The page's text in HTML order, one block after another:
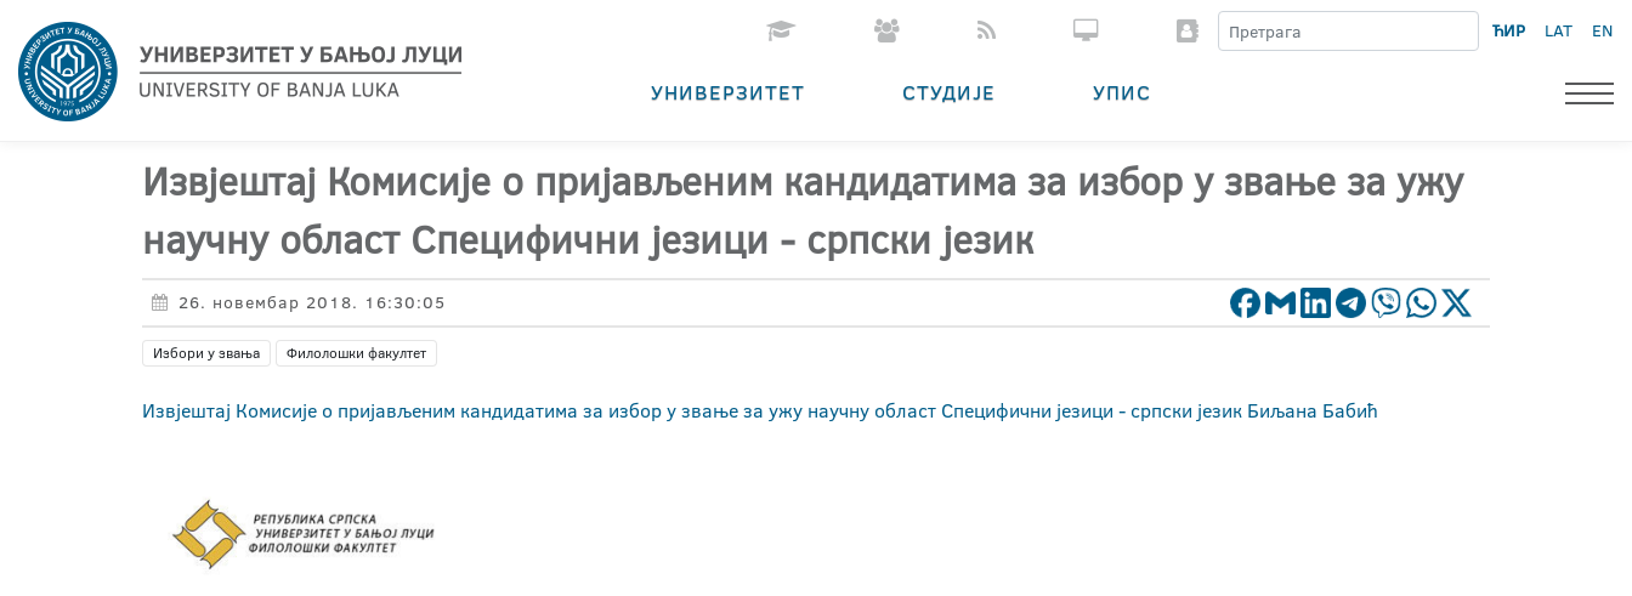
ЋИР LAT EN
УНИВЕРЗИТЕТ СТУДИЈЕ УПИС
Извјештај Комисије о пријављеним кандидатима за избор у звање за ужу
научну област Специфични језици - српски језик
26. новембар 2018. 16:30:05
Избори у звања Филолошки факултет
Извјештај Комисије о пријављеним кандидатима за избор у звање за ужу научну област Специфични језици - српски језик Биљана Бабић